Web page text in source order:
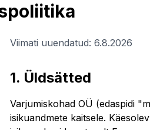
Viimati uuendatud: 6.8.2026
1. Üldsätted
Varjumiskohad OÜ (edaspidi
isikuandmete kaitsele.